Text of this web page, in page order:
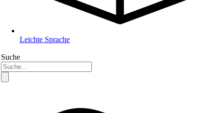
Leichte Sprache
Suche